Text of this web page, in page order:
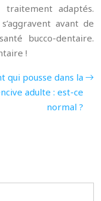
adaptés.
avant de
bucco-dentaire.
!
qui pousse dans la
adulte : est-ce
normal ?